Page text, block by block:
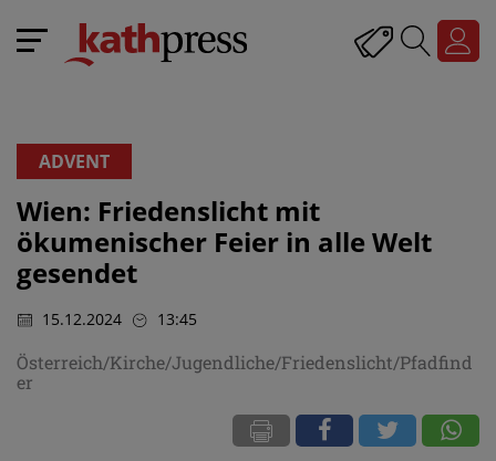
ADVENT
Wien: Friedenslicht mit
ökumenischer Feier in alle Welt
gesendet
15.12.2024 13:45
Österreich/Kirche/Jugendliche/Friedenslicht/Pfadfind
er